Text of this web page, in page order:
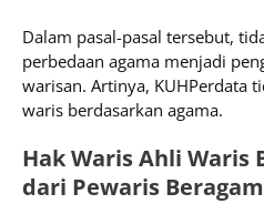
Dalam pasal-pasal tersebut,
perbedaan agama menjadi
warisan. Artinya, KUHPerdata
waris berdasarkan agama.
Hak Waris Ahli Waris
dari Pewaris